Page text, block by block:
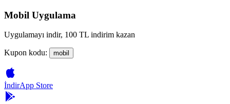
Mobil Uygulama
Uygulamayı indir, 100 TL indirim kazan
Kupon kodu: mobil
İndirApp Store